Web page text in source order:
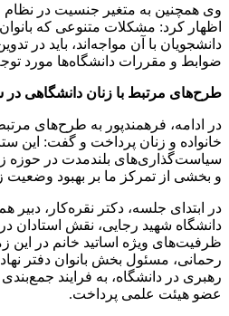
وی همچنین به متغیر جنسیت در
اظهار کرد: مشکلات متنوعی که
دانشجویان با آن مواجه‌اند، باید در
ضوابط و مقررات دانشگاه‌ها مورد
طرح‌های مرتبط با زنان دانشگاهی در
در ادامه، فرهمندپور به طرح‌های
خانواده و زنان پرداخت و گفت: این
سیاست‌گذاری‌های بلندمدت در حوزه
و بخشی از تمرکز ما بر بهبود
در ابتدای جلسه، دکتر نقره‌کار،
دانشگاه شهید رجایی، نقش استادان
ظرفیت‌های ویژه اساتید خانم در این
رحمانی، مسئول بخش بانوان دفتر
رهبری در دانشگاه، به فرایند
عضو هیئت علمی پرداخت.